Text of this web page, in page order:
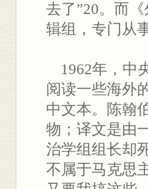
去了”20。而
辑组，专门从
1962年，中
阅读一些海外
中文本。陈翰
物；译文是由
治学组组长却
不属于马克思